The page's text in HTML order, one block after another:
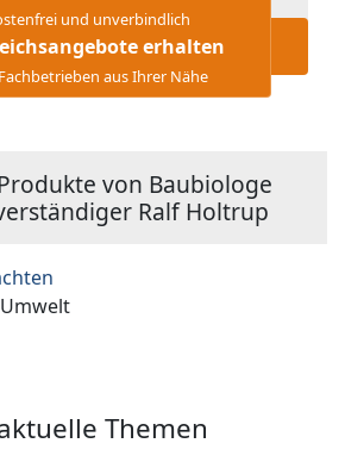
und unverbindlich
erhalten
aus Ihrer Nähe
von Baubiologe
Ralf Holtrup
Themen